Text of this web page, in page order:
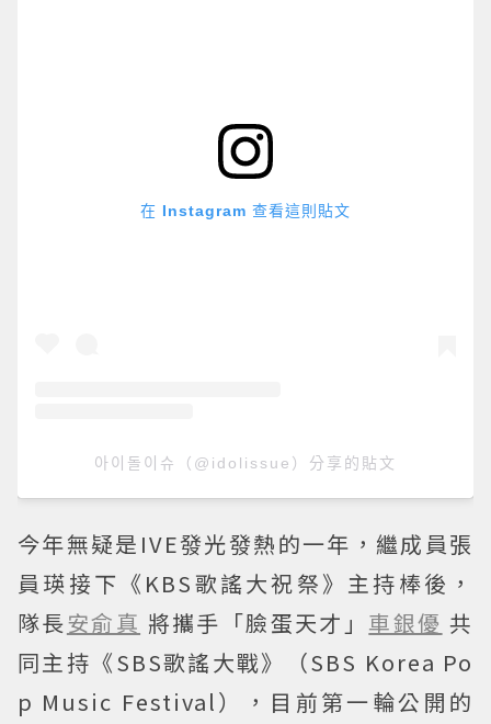
在 Instagram 查看這則貼文
아이돌이슈（@idolissue）分享的貼文
今年無疑是IVE發光發熱的一年，繼成員張
員瑛接下《KBS歌謠大祝祭》主持棒後，
隊長安俞真 將攜手「臉蛋天才」 車銀優 共
同主持《SBS歌謠大戰》（SBS Korea Po
p Music Festival），目前第一輪公開的